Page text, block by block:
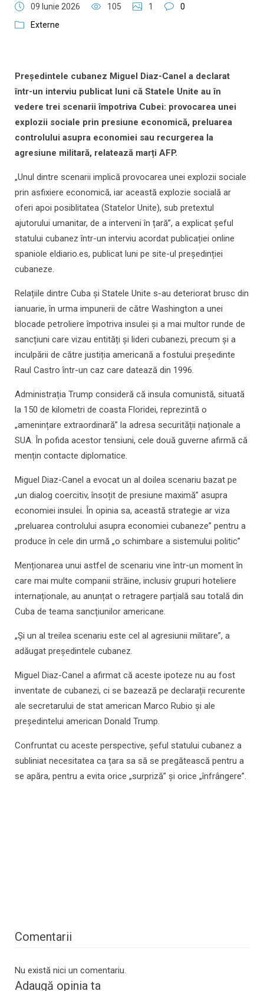
09 Iunie 2026 105 1
0
Externe
Președintele cubanez Miguel Diaz-Canel a declarat
într-un interviu publicat luni că Statele Unite au în
vedere trei scenarii împotriva Cubei: provocarea unei
explozii sociale prin presiune economică, preluarea
controlului asupra economiei sau recurgerea la
agresiune militară, relatează marți AFP.
„Unul dintre scenarii implică provocarea unei explozii sociale
prin asfixiere economică, iar această explozie socială ar
oferi apoi posiblitatea (Statelor Unite), sub pretextul
ajutorului umanitar, de a interveni în țară”, a explicat șeful
statului cubanez într-un interviu acordat publicației online
spaniole eldiario.es, publicat luni pe site-ul președinției
cubaneze.
Relațiile dintre Cuba și Statele Unite s-au deteriorat brusc din
ianuarie, în urma impunerii de către Washington a unei
blocade petroliere împotriva insulei și a mai multor runde de
sancțiuni care vizau entități și lideri cubanezi, precum și a
inculpării de către justiția americană a fostului președinte
Raul Castro într-un caz care datează din 1996.
Administrația Trump consideră că insula comunistă, situată
la 150 de kilometri de coasta Floridei, reprezintă o
„amenințare extraordinară” la adresa securității naționale a
SUA. În pofida acestor tensiuni, cele două guverne afirmă că
mențin contacte diplomatice.
Miguel Diaz-Canel a evocat un al doilea scenariu bazat pe
„un dialog coercitiv, însoțit de presiune maximă” asupra
economiei insulei. În opinia sa, această strategie ar viza
„preluarea controlului asupra economiei cubaneze” pentru a
produce în cele din urmă „o schimbare a sistemului politic”
Menționarea unui astfel de scenariu vine într-un moment în
care mai multe companii străine, inclusiv grupuri hoteliere
internaționale, au anunțat o retragere parțială sau totală din
Cuba de teama sancțiunilor americane.
„Și un al treilea scenariu este cel al agresiunii militare”, a
adăugat președintele cubanez.
Miguel Diaz-Canel a afirmat că aceste ipoteze nu au fost
inventate de cubanezi, ci se bazează pe declarații recurente
ale secretarului de stat american Marco Rubio și ale
președintelui american Donald Trump.
Confruntat cu aceste perspective, șeful statului cubanez a
subliniat necesitatea ca țara sa să se pregătească pentru a
se apăra, pentru a evita orice „surpriză” și orice „înfrângere”.
Comentarii
Nu există nici un comentariu.
Adaugă opinia ta